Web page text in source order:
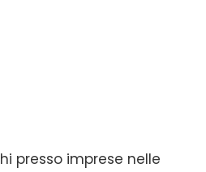
presso imprese nelle